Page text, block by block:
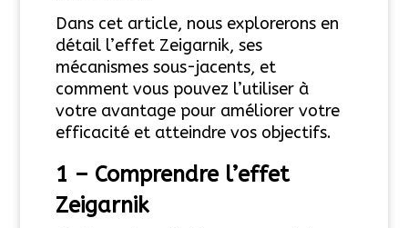
Dans cet article, nous explorerons en
détail l’effet Zeigarnik, ses
mécanismes sous-jacents, et
comment vous pouvez l’utiliser à
votre avantage pour améliorer votre
efficacité et atteindre vos objectifs.
1 – Comprendre l’effet
Zeigarnik